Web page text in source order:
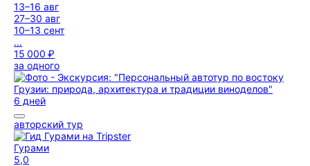
13–16 авг
27–30 авг
10–13 сент
...
15 000 ₽
за одного
6 дней
авторский тур
Гурами
5,0